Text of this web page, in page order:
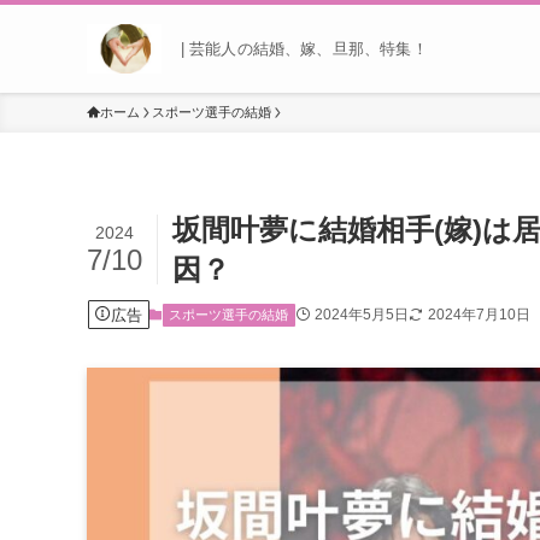
| 芸能人の結婚、嫁、旦那、特集！
ホーム スポーツ選手の結婚
坂間叶夢に結婚相手(嫁)は
因？
2024
7/10
広告 スポーツ選手の結婚 2024年5月5日 2024年7月10日